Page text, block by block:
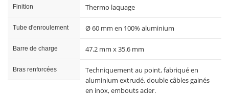
Finition Thermo laquage
Tube d'enroulement Ø 60 mm en 100% aluminium
Barre de charge 47.2 mm x 35.6 mm
Bras renforcées
Techniquement au point, fabriqué en
aluminium extrudé, double câbles gainés
en inox, embouts acier.